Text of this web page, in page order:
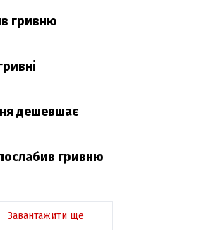
гривню
дешевшає
гривню
Завантажити ще